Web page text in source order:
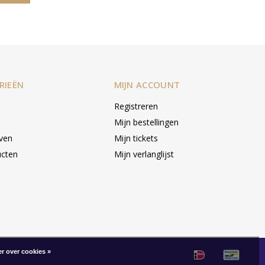
MIJN ACCOUNT
Registreren
Mijn bestellingen
Mijn tickets
Mijn verlanglijst
over cookies »